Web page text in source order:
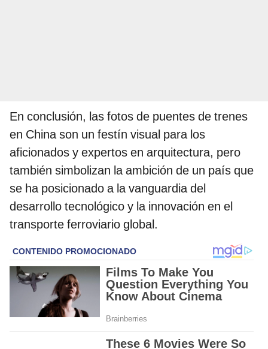
En conclusión, las fotos de puentes de trenes
en China son un festín visual para los
aficionados y expertos en arquitectura, pero
también simbolizan la ambición de un país que
se ha posicionado a la vanguardia del
desarrollo tecnológico y la innovación en el
transporte ferroviario global.